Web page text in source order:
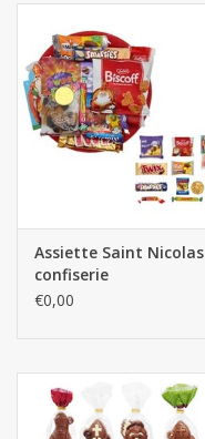
Assiette Saint Nicolas
confiserie
€0,00